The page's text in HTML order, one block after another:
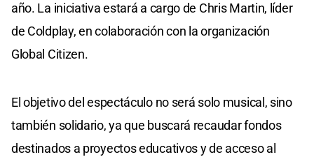
año. La iniciativa estará a cargo de Chris Martin, líder
de Coldplay, en colaboración con la organización
Global Citizen.
El objetivo del espectáculo no será solo musical, sino
también solidario, ya que buscará recaudar fondos
destinados a proyectos educativos y de acceso al